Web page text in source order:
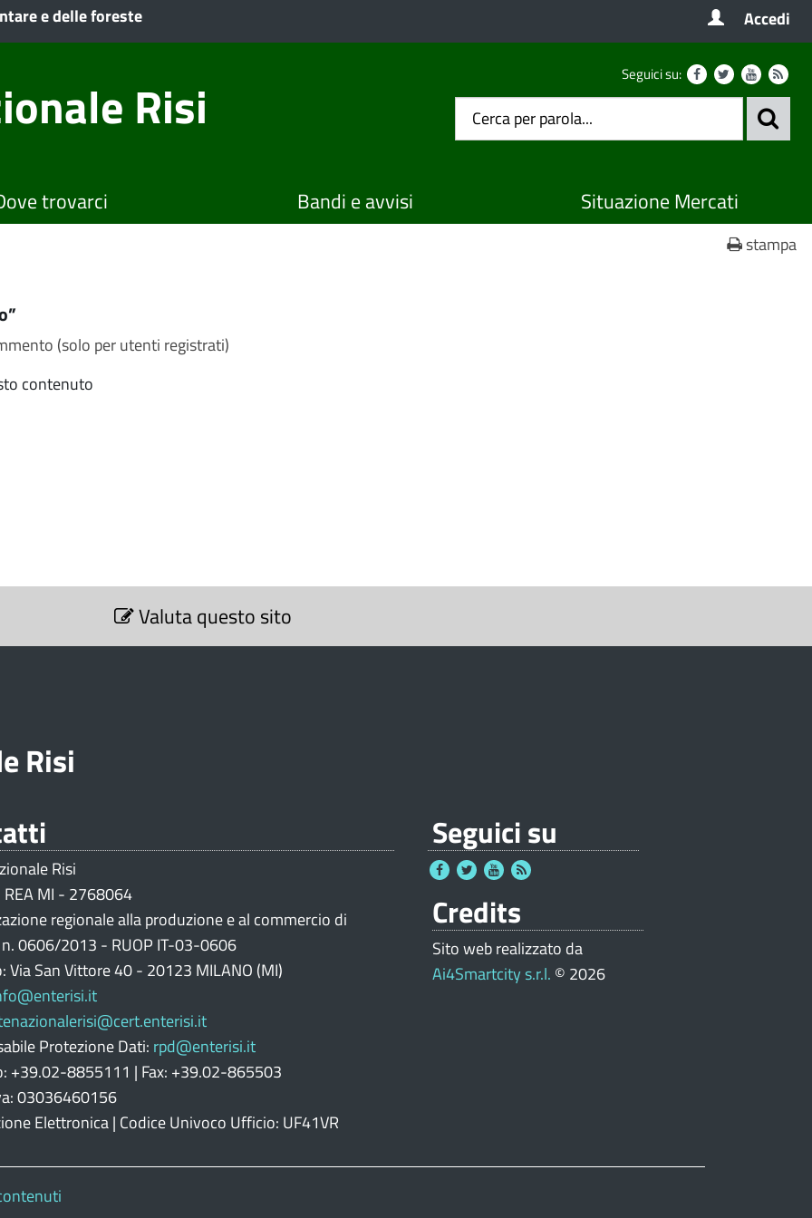
e delle foreste Accedi
Risi Seguici su:
trovarci Bandi e avvisi Situazione Mercati
stampa
(solo per utenti registrati)
contenuto
Valuta questo sito
Risi
Risi
MI - 2768064
regionale alla produzione e al commercio di
0606/2013 - RUOP IT-03-0606
Via San Vittore 40 - 20123 MILANO (MI)
Protezione Dati: rpd@enterisi.it
+39.02-8855111 | Fax: +39.02-865503
03036460156
Elettronica | Codice Univoco Ufficio: UF41VR
Seguici su
Credits
Sito web realizzato da
Ai4Smartcity s.r.l. © 2026